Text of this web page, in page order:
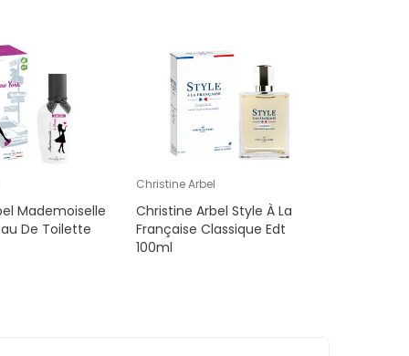
Mademoiselle
De Toilette
Christine Arbel
Christine Arbel Style À La
Française Classique Edt
100ml